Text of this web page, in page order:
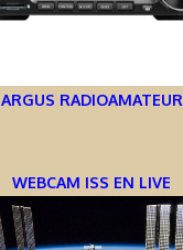
ARGUS RADIOAMATEUR
WEBCAM ISS EN LIVE